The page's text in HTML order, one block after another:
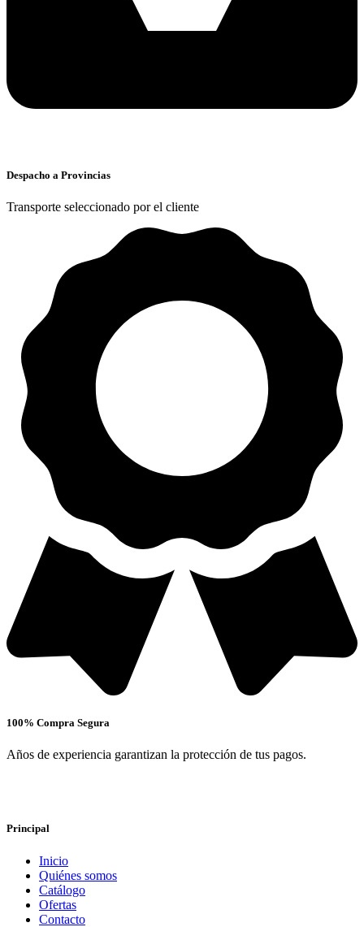
Despacho a Provincias
Transporte seleccionado por el cliente
100% Compra Segura
Años de experiencia garantizan la protección de tus pagos.
Principal
Inicio
Quiénes somos
Catálogo
Ofertas
Contacto